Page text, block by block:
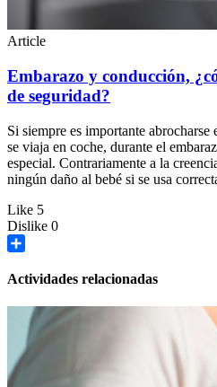
Article
Embarazo y conducción,
de seguridad?
Si siempre es importante
se viaja en coche, durante el
especial. Contrariamente a la
ningún daño al bebé si se usa
Like 5
Dislike 0
Actividades relacionadas